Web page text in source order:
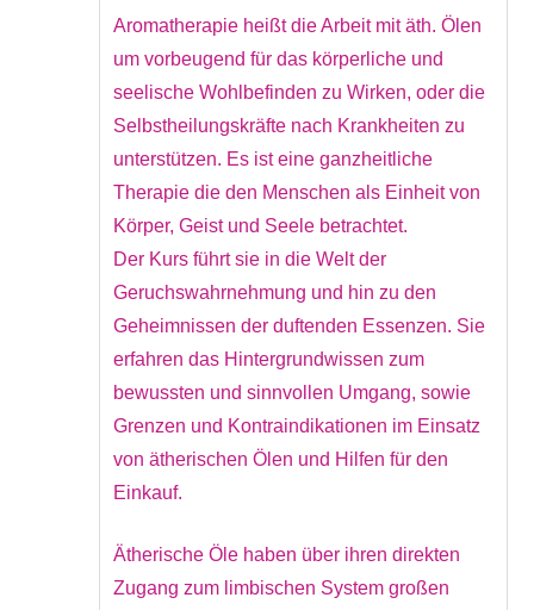
Aromatherapie heißt die Arbeit mit äth. Ölen
um vorbeugend für das körperliche und
seelische Wohlbefinden zu Wirken, oder die
Selbstheilungskräfte nach Krankheiten zu
unterstützen. Es ist eine ganzheitliche
Therapie die den Menschen als Einheit von
Körper, Geist und Seele betrachtet.
Der Kurs führt sie in die Welt der
Geruchswahrnehmung und hin zu den
Geheimnissen der duftenden Essenzen. Sie
erfahren das Hintergrundwissen zum
bewussten und sinnvollen Umgang, sowie
Grenzen und Kontraindikationen im Einsatz
von ätherischen Ölen und Hilfen für den
Einkauf.
Ätherische Öle haben über ihren direkten
Zugang zum limbischen System großen